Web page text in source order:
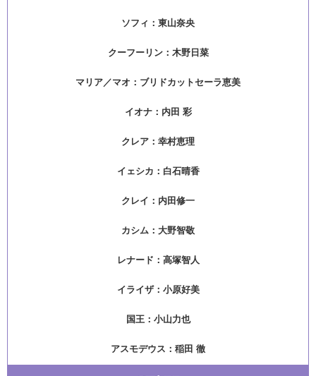
ソフィ：東山奈央
クーフーリン：木野日菜
マリア／マオ：ブリドカットセーラ恵美
イオナ：内田 彩
クレア：幸村恵理
イェシカ：白石晴香
クレイ：内田修一
カシム：大野智敬
レナード：高塚智人
イライザ：小原好美
国王：小山力也
アスモデウス：稲田 徹